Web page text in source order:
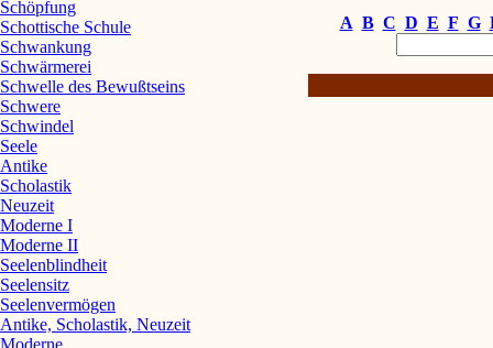
A B C D E F G
Schöpfung
Schottische Schule
Schwankung
Schwärmerei
Schwelle des Bewußtseins
Schwere
Schwindel
Seele
Antike
Scholastik
Neuzeit
Moderne I
Moderne II
Seelenblindheit
Seelensitz
Seelenvermögen
Antike, Scholastik, Neuzeit
Moderne